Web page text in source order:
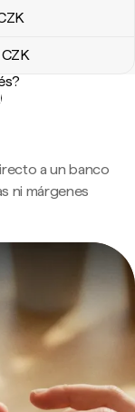
CZK
a un banco
ni márgenes